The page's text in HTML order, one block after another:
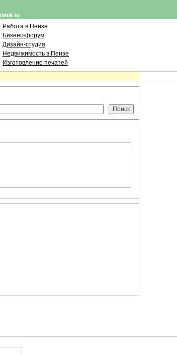
Работа в Пензе
Бизнес-форум
Дизайн-студия
Недвижимость в Пензе
Изготовление печатей